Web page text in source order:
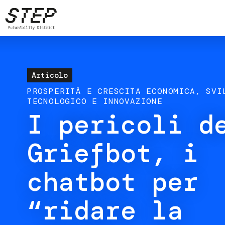
Salta
al
contenuto
Articolo
PROSPERITÀ E CRESCITA ECONOMICA
TECNOLOGICO E INNOVAZIONE
I pericoli
Griefbot, i
chatbot per
“ridare la